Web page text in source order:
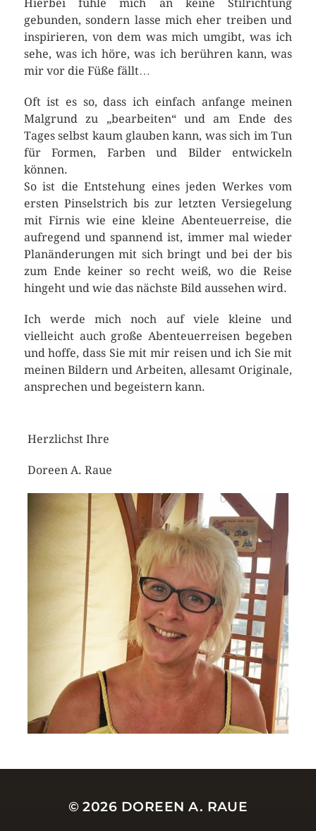
Hierbei fühle mich an keine Stilrichtung
gebunden, sondern lasse mich eher treiben und
inspirieren, von dem was mich umgibt, was ich
sehe, was ich höre, was ich berühren kann, was
mir vor die Füße fällt…
Oft ist es so, dass ich einfach anfange meinen
Malgrund zu „bearbeiten“ und am Ende des
Tages selbst kaum glauben kann, was sich im Tun
für Formen, Farben und Bilder entwickeln
können.
So ist die Entstehung eines jeden Werkes vom
ersten Pinselstrich bis zur letzten Versiegelung
mit Firnis wie eine kleine Abenteuerreise, die
aufregend und spannend ist, immer mal wieder
Planänderungen mit sich bringt und bei der bis
zum Ende keiner so recht weiß, wo die Reise
hingeht und wie das nächste Bild aussehen wird.
Ich werde mich noch auf viele kleine und
vielleicht auch große Abenteuerreisen begeben
und hoffe, dass Sie mit mir reisen und ich Sie mit
meinen Bildern und Arbeiten, allesamt Originale,
ansprechen und begeistern kann.
Herzlichst Ihre
Doreen A. Raue
© 2026 DOREEN A. RAUE